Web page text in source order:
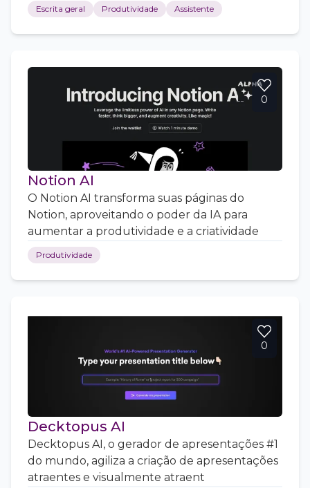
Escrita geral Produtividade Assistente
0
Notion AI
O Notion AI transforma suas páginas do
Notion, aproveitando o poder da IA para
aumentar a produtividade e a criatividade
Produtividade
0
Decktopus AI
Decktopus AI, o gerador de apresentações #1
do mundo, agiliza a criação de apresentações
atraentes e visualmente atraent